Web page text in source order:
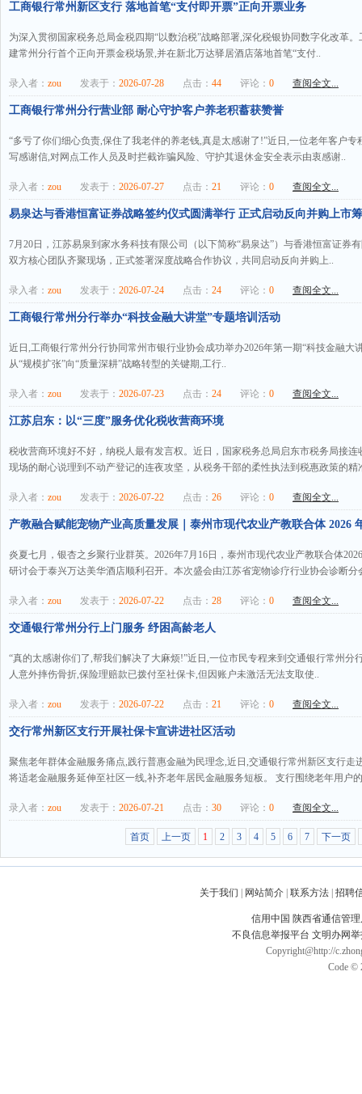
工商银行常州新区支行 落地首笔“支付即开票”正向开票业务
为深入贯彻国家税务总局金税四期“以数治税”战略部署,深化税银协同数字化改革
建常州分行首个正向开票金税场景,并在新北万达驿居酒店落地首笔“支付..
录入者： zou 发表于： 2026-07-28 点击： 44 评论： 0 查阅全文...
工商银行常州分行营业部 耐心守护客户养老积蓄获赞誉
“多亏了你们细心负责,保住了我老伴的养老钱,真是太感谢了!”近日,一位老年客户
写感谢信,对网点工作人员及时拦截诈骗风险、守护其退休金安全表示由衷感谢..
录入者： zou 发表于： 2026-07-27 点击： 21 评论： 0 查阅全文...
易泉达与香港恒富证券战略签约仪式圆满举行 正式启动反向并购上市
7月20日，江苏易泉到家水务科技有限公司（以下简称“易泉达”）与香港恒富证券
双方核心团队齐聚现场，正式签署深度战略合作协议，共同启动反向并购上..
录入者： zou 发表于： 2026-07-24 点击： 24 评论： 0 查阅全文...
工商银行常州分行举办“科技金融大讲堂”专题培训活动
近日,工商银行常州分行协同常州市银行业协会成功举办2026年第一期“科技金融大
从“规模扩张”向“质量深耕”战略转型的关键期,工行..
录入者： zou 发表于： 2026-07-23 点击： 24 评论： 0 查阅全文...
江苏启东：以“三度”服务优化税收营商环境
税收营商环境好不好，纳税人最有发言权。近日，国家税务总局启东市税务局接
现场的耐心说理到不动产登记的连夜攻坚，从税务干部的柔性执法到税惠政策的精
录入者： zou 发表于： 2026-07-22 点击： 26 评论： 0 查阅全文...
产教融合赋能宠物产业高质量发展｜泰州市现代农业产教联合体 2026
炎夏七月，银杏之乡聚行业群英。2026年7月16日，泰州市现代农业产教联合体
研讨会于泰兴万达美华酒店顺利召开。本次盛会由江苏省宠物诊疗行业协会诊断分
录入者： zou 发表于： 2026-07-22 点击： 28 评论： 0 查阅全文...
交通银行常州分行上门服务 纾困高龄老人
“真的太感谢你们了,帮我们解决了大麻烦!”近日,一位市民专程来到交通银行常州分
人意外摔伤骨折,保险理赔款已拨付至社保卡,但因账户未激活无法支取使..
录入者： zou 发表于： 2026-07-22 点击： 21 评论： 0 查阅全文...
交行常州新区支行开展社保卡宣讲进社区活动
聚焦老年群体金融服务痛点,践行普惠金融为民理念,近日,交通银行常州新区支行走
将适老金融服务延伸至社区一线,补齐老年居民金融服务短板。 支行围绕老年用户
录入者： zou 发表于： 2026-07-21 点击： 30 评论： 0 查阅全文...
首页 上一页 1 2 3 4 5 6 7 下一页
关于我们 网站简介 联系方法 招聘
信用中国 陕西省通信管理
不良信息举报平台 文明办网
Copyright@http://
Code ©